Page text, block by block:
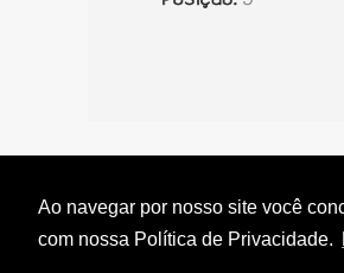
Ao navegar por nosso site você
com nossa Política de Privacidade.
© Copyright 2026 - Jornal do Interior
reservados